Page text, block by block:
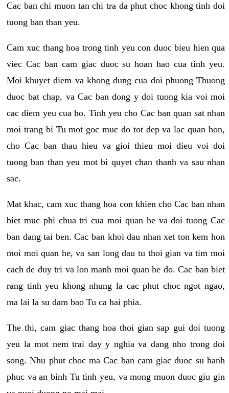
Cac ban chi muon tan chi tra da phut choc khong tinh doi
tuong ban than yeu.
Cam xuc thang hoa trong tinh yeu con duoc bieu hien qua
viec Cac ban cam giac duoc su hoan hao cua tinh yeu.
Moi khuyet diem va khong dung cua doi phuong Thuong
duoc bat chap, va Cac ban dong y doi tuong kia voi moi
cac diem yeu cua ho. Tinh yeu cho Cac ban quan sat nhan
moi trang bi Tu mot goc muc do tot dep va lac quan hon,
cho Cac ban thau hieu va gioi thieu moi dieu voi doi
tuong ban than yeu mot bi quyet chan thanh va sau nhan
sac.
Mat khac, cam xuc thang hoa con khien cho Cac ban nhan
biet muc phi chua tri cua moi quan he va doi tuong Cac
ban dang tai ben. Cac ban khoi dau nhan xet ton kem hon
moi moi quan he, va san long dau tu thoi gian va tim moi
cach de duy tri va lon manh moi quan he do. Cac ban biet
rang tinh yeu khong nhung la cac phut choc ngot ngao,
ma lai la su dam bao Tu ca hai phia.
The thi, cam giac thang hoa thoi gian sap gui doi tuong
yeu la mot nem trai day y nghia va dang nho trong doi
song. Nhu phut choc ma Cac ban cam giac duoc su hanh
phuc va an binh Tu tinh yeu, va mong muon duoc giu gin